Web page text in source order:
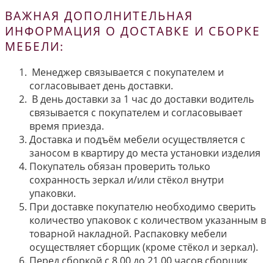
ВАЖНАЯ ДОПОЛНИТЕЛЬНАЯ
ИНФОРМАЦИЯ О ДОСТАВКЕ И СБОРКЕ
МЕБЕЛИ:
Менеджер связывается с покупателем и
согласовывает день доставки.
В день доставки за 1 час до доставки водитель
связывается с покупателем и согласовывает
время приезда.
Доставка и подъём мебели осуществляется с
заносом в квартиру до места установки изделия
Покупатель обязан проверить только
сохранность зеркал и/или стёкол внутри
упаковки.
При доставке покупателю необходимо сверить
количество упаковок с количеством указанным в
товарной накладной. Распаковку мебели
осуществляет сборщик (кроме стёкол и зеркал).
Перед сборкой с 8.00 до 21.00 часов сборщик